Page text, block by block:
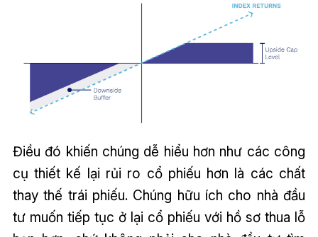
Điều đó khiến chúng dễ hiểu hơn như các công
cụ thiết kế lại rủi ro cổ phiếu hơn là các chất
thay thế trái phiếu. Chúng hữu ích cho nhà đầu
tư muốn tiếp tục ở lại cổ phiếu với hồ sơ thua lỗ